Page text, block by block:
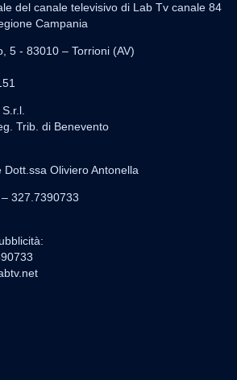
del canale televisivo di Lab Tv canale 84
Campania
5 - 83010 – Torrioni (AV)
Trib. di Benevento
Oliviero Antonella
327.7390733